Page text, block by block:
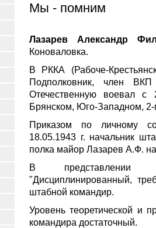
Мы - помним
Лазарев Александр
Коноваловка.
В РККА (Рабоче-
Подполковник, член
Отечественную воевал
Брянском, Юго-Западном,
Приказом по личному
18.05.1943 г. начальник
полка майор Лазарев А.Ф.
В представлении
"Дисциплинированный,
штабной командир.
Уровень теоретической и
командира достаточный.